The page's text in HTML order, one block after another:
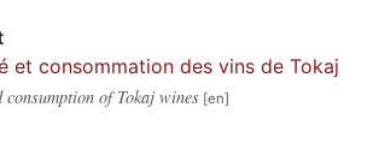
et consommation des vins de Tokaj
consumption of Tokaj wines